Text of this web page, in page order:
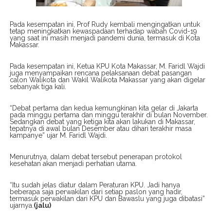
Pada kesempatan ini, Prof Rudy kembali mengingatkan untuk
tetap meningkatkan kewaspadaan terhadap wabah Covid-19
yang saat ini masih menjadi pandemi dunia, termasuk di Kota
Makassar.
Pada kesempatan ini, Ketua KPU Kota Makassar, M. Faridl Wajdi
juga menyampaikan rencana pelaksanaan debat pasangan
calon Walikota dan Wakil Walikota Makassar yang akan digelar
sebanyak tiga kali.
“Debat pertama dan kedua kemungkinan kita gelar di Jakarta
pada minggu pertama dan minggu terakhir di bulan November.
Sedangkan debat yang ketiga kita akan lakukan di Makassar,
tepatnya di awal bulan Desember atau dihari terakhir masa
kampanye” ujar M. Faridl Wajdi.
Menurutnya, dalam debat tersebut penerapan protokol
kesehatan akan menjadi perhatian utama.
“Itu sudah jelas diatur dalam Peraturan KPU. Jadi hanya
beberapa saja perwakilan dari setiap paslon yang hadir,
termasuk perwakilan dari KPU dan Bawaslu yang juga dibatasi”
ujarnya. (jalu)